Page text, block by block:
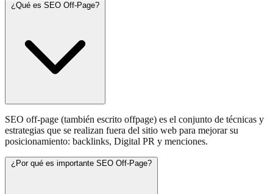
¿Qué es SEO Off-Page?
SEO off-page (también escrito offpage) es el conjunto de técnicas y
estrategias que se realizan fuera del sitio web para mejorar su
posicionamiento: backlinks, Digital PR y menciones.
¿Por qué es importante SEO Off-Page?